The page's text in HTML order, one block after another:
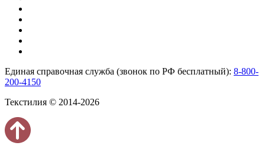
Единая справочная служба (звонок по РФ бесплатный): 8-800-
200-4150
Текстилия © 2014-2026